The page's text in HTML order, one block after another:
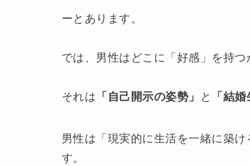
ーとあります。
では、男性はどこに「好感」を持つ
それは 「自己開示の姿勢」 と 「結
男性は「現実的に生活を一緒に築
す。